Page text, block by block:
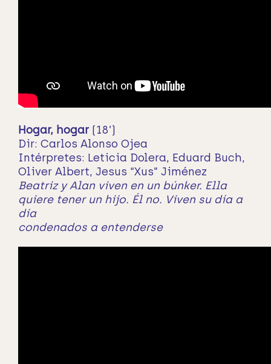
Hogar, hogar(18’)
Dir: Carlos Alonso Ojea
Intérpretes: Leticia Dolera, Eduard Buch,
Oliver Albert, Jesus “Xus” Jiménez
Beatriz y Alan viven en un búnker. Ella
quiere tener un hijo. Él no. Viven su día a
día
condenados a entenderse